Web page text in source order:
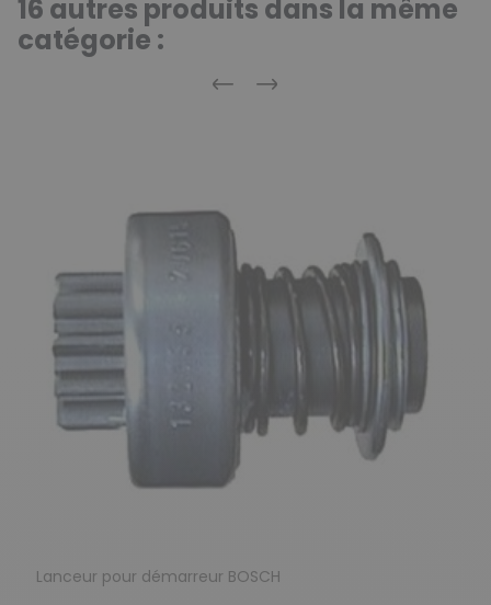
16 autres produits dans la même
catégorie :
Précédent
Suivant
Lanceur pour démarreur BOSCH